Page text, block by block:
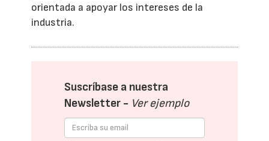
orientada a apoyar los intereses de la
industria.
Suscríbase a nuestra
Newsletter - Ver ejemplo